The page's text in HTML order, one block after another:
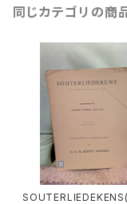
同じカテゴリの商